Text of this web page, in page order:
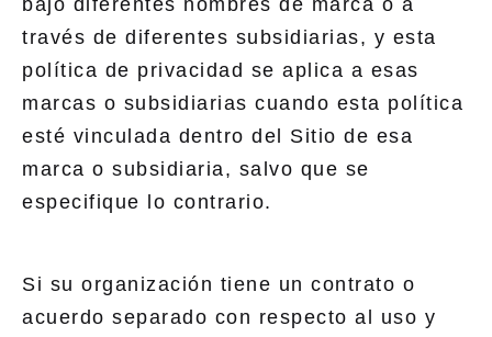
través de diferentes subsidiarias, y esta
política de privacidad se aplica a esas
marcas o subsidiarias cuando esta política
esté vinculada dentro del Sitio de esa
marca o subsidiaria, salvo que se
especifique lo contrario.
Si su organización tiene un contrato o
acuerdo separado con respecto al uso y